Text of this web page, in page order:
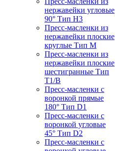
нержавейки угловые
90° Тип H3
Пресс-масленки из
нержавейки плоские
круглые Тип M
Пресс-масленки из
нержавейки плоские
шестигранные Тип
T1/B
Пресс-масленки с
воронкой прямые
180° Тип D1
Пресс-масленки с
воронкой угловые
45° Тип D2
Пресс-масленки с